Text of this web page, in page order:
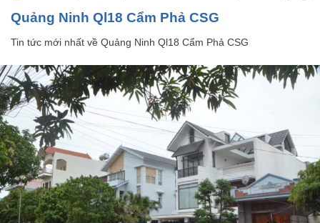
Quảng Ninh Ql18 Cẩm Phả CSG
Tin tức mới nhất về Quảng Ninh Ql18 Cẩm Phả CSG